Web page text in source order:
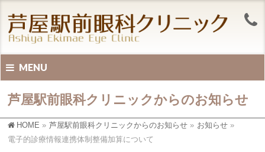
MENU
芦屋駅前眼科クリニックからのお知らせ
HOME » 芦屋駅前眼科クリニックからのお知らせ » お知らせ »
電子的診療情報連携体制整備加算について